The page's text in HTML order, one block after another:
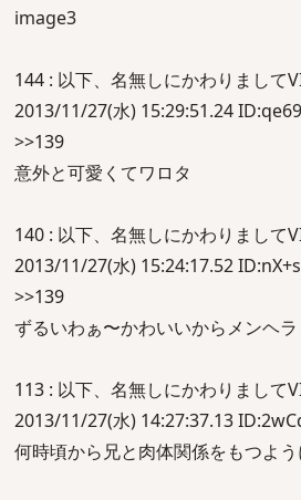
image3
144 : 以下、名無しにかわりまして
2013/11/27(水) 15:29:51.24
>>139
意外と可愛くてワロタ
140 : 以下、名無しにかわりまして
2013/11/27(水) 15:24:17.52
>>139
ずるいわぁ〜かわいいからメンヘ
113 : 以下、名無しにかわりまして
2013/11/27(水) 14:27:37.13
何時頃から兄と肉体関係をもつよう